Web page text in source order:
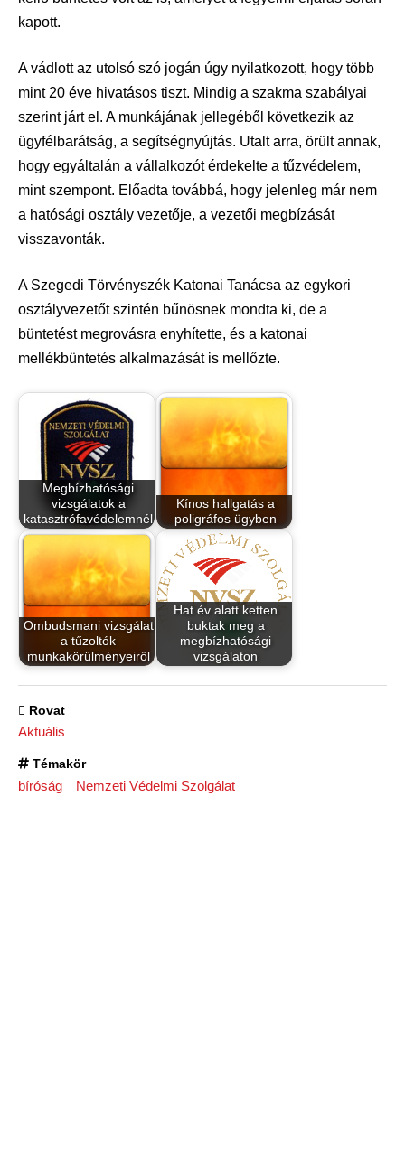
kapott.
A vádlott az utolsó szó jogán úgy nyilatkozott, hogy több
mint 20 éve hivatásos tiszt. Mindig a szakma szabályai
szerint járt el. A munkájának jellegéből következik az
ügyfélbarátság, a segítségnyújtás. Utalt arra, örült annak,
hogy egyáltalán a vállalkozót érdekelte a tűzvédelem,
mint szempont. Előadta továbbá, hogy jelenleg már nem
a hatósági osztály vezetője, a vezetői megbízását
visszavonták.
A Szegedi Törvényszék Katonai Tanácsa az egykori
osztályvezetőt szintén bűnösnek mondta ki, de a
büntetést megrovásra enyhítette, és a katonai
mellékbüntetés alkalmazását is mellőzte.
Megbízhatósági
vizsgálatok a
katasztrófavédelemnél
Kínos hallgatás a
poligráfos ügyben
Ombudsmani vizsgálat
a tűzoltók
munkakörülményeiről
Hat év alatt ketten
buktak meg a
megbízhatósági
vizsgálaton
Rovat
Aktuális
Témakör
bíróság Nemzeti Védelmi Szolgálat